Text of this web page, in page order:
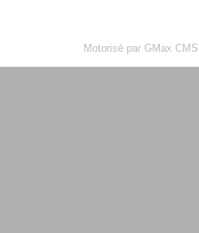
Motorisé par GMax